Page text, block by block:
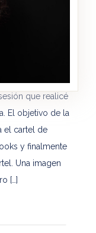
que realicé
El objetivo de la
el cartel de
y finalmente
Una imagen
[…]